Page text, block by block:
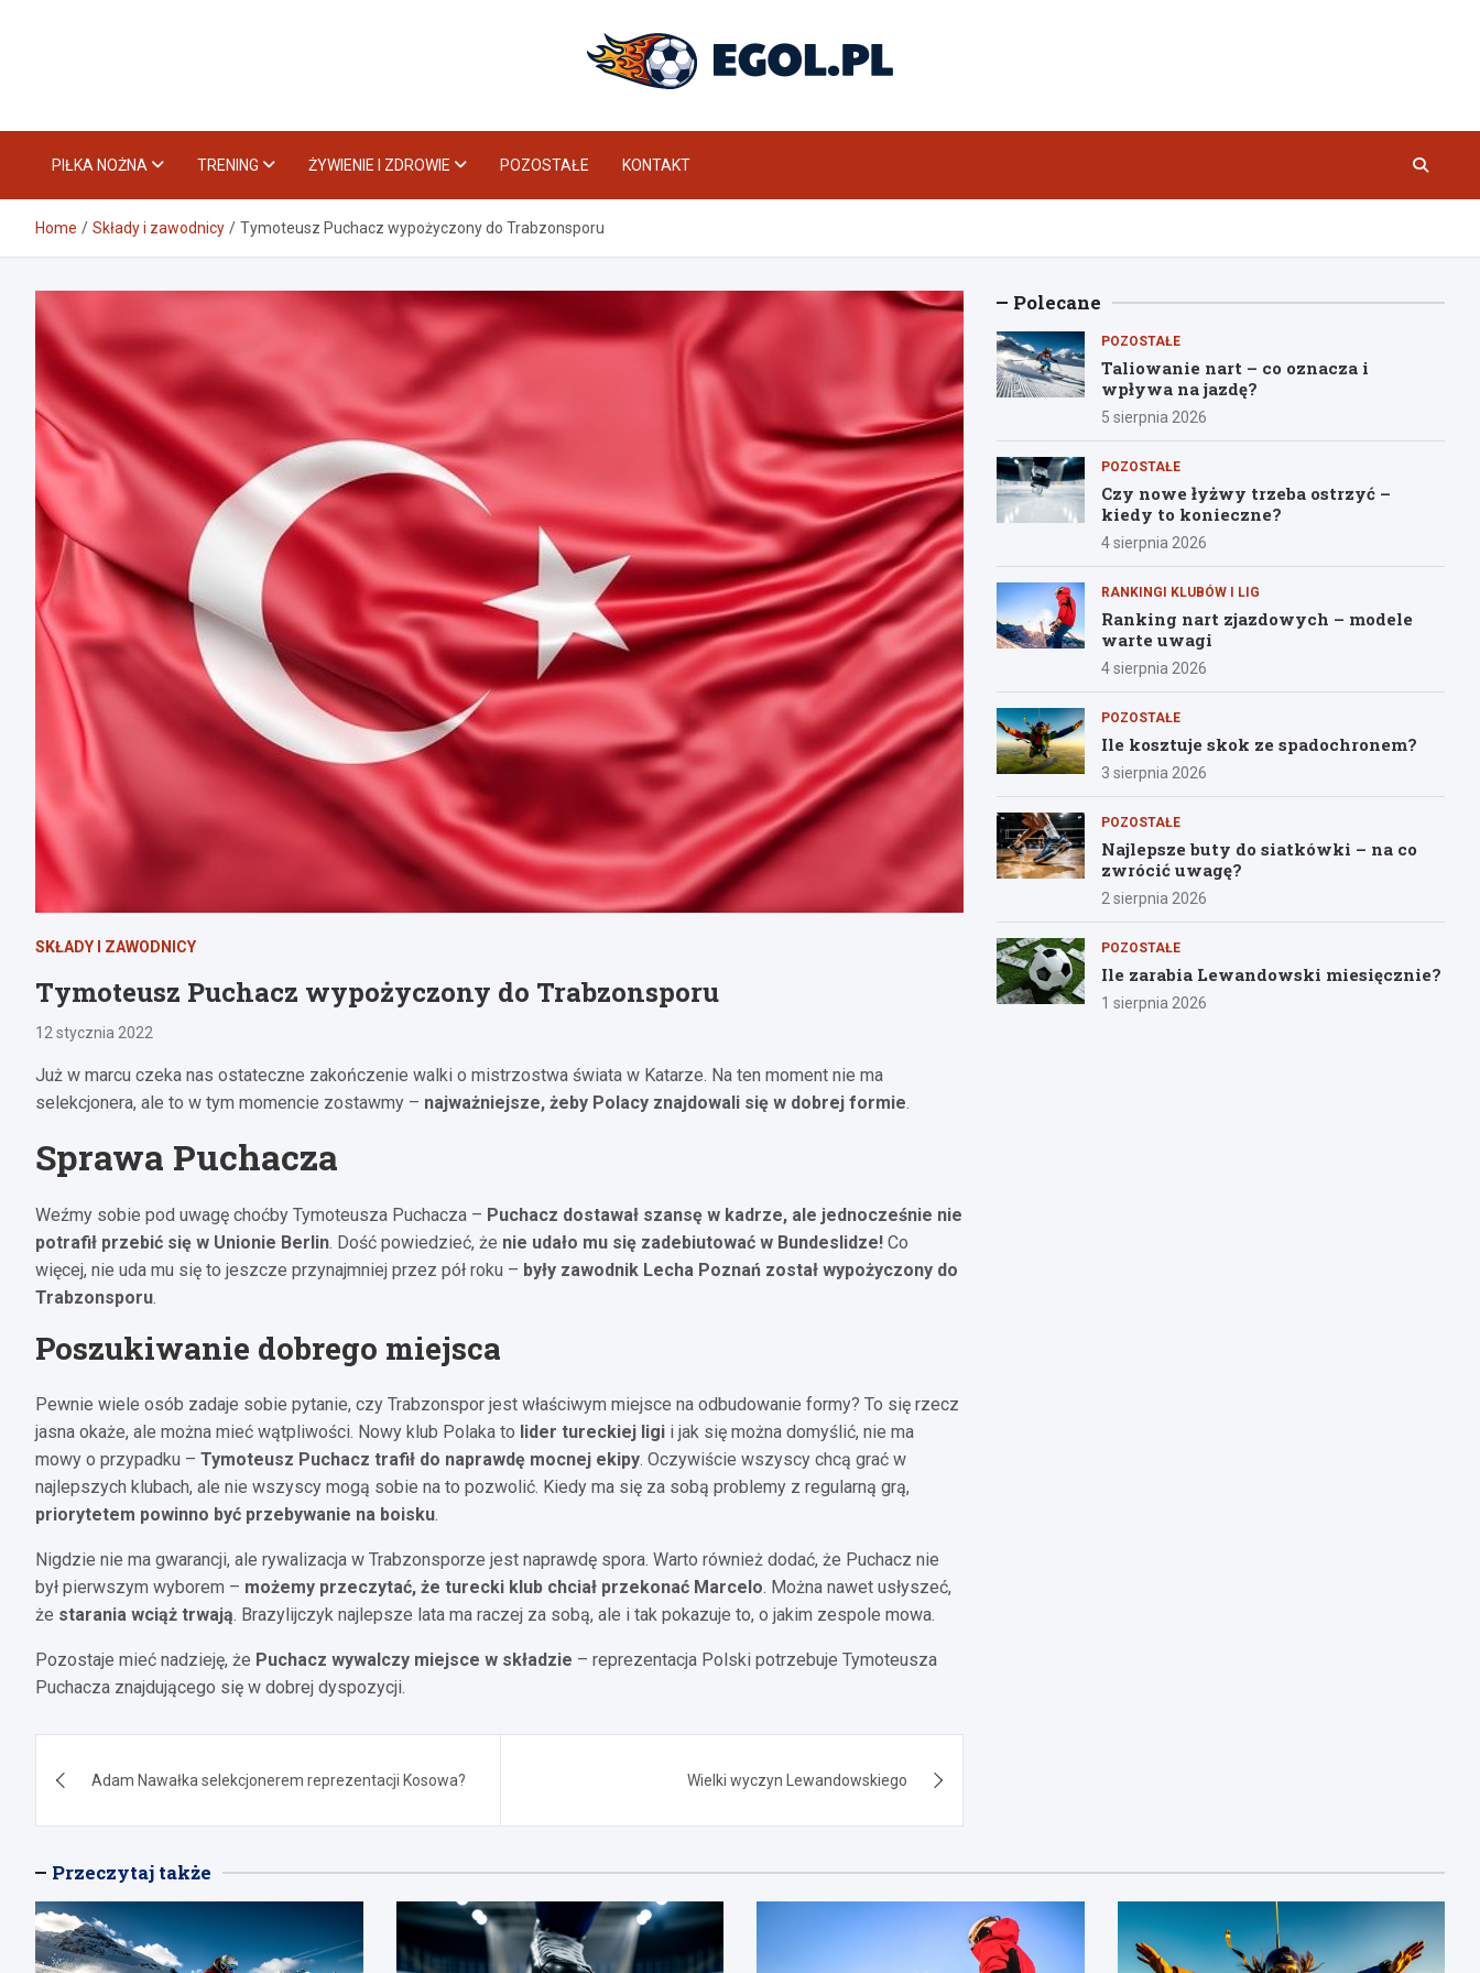
eGol.pl
PIŁKA NOŻNA TRENING ŻYWIENIE I ZDROWIE POZOSTAŁE KONTAKT
Home Składy i zawodnicy Tymoteusz Puchacz wypożyczony do Trabzonsporu
SKŁADY I ZAWODNICY
Tymoteusz Puchacz wypożyczony do Trabzonsporu
12 stycznia 2022
Już w marcu czeka nas ostateczne zakończenie walki o mistrzostwa świata w Katarze. Na ten moment nie ma
selekcjonera, ale to w tym momencie zostawmy – najważniejsze, żeby Polacy znajdowali się w dobrej formie.
Sprawa Puchacza
Weźmy sobie pod uwagę choćby Tymoteusza Puchacza – Puchacz dostawał szansę w kadrze, ale jednocześnie nie
potrafił przebić się w Unionie Berlin. Dość powiedzieć, że nie udało mu się zadebiutować w Bundeslidze! Co
więcej, nie uda mu się to jeszcze przynajmniej przez pół roku – były zawodnik Lecha Poznań został wypożyczony do
Trabzonsporu.
Poszukiwanie dobrego miejsca
Pewnie wiele osób zadaje sobie pytanie, czy Trabzonspor jest właściwym miejsce na odbudowanie formy? To się rzecz
jasna okaże, ale można mieć wątpliwości. Nowy klub Polaka to lider tureckiej ligi i jak się można domyślić, nie ma
mowy o przypadku – Tymoteusz Puchacz trafił do naprawdę mocnej ekipy. Oczywiście wszyscy chcą grać w
najlepszych klubach, ale nie wszyscy mogą sobie na to pozwolić. Kiedy ma się za sobą problemy z regularną grą,
priorytetem powinno być przebywanie na boisku.
Nigdzie nie ma gwarancji, ale rywalizacja w Trabzonsporze jest naprawdę spora. Warto również dodać, że Puchacz nie
był pierwszym wyborem – możemy przeczytać, że turecki klub chciał przekonać Marcelo. Można nawet usłyszeć,
że starania wciąż trwają. Brazylijczyk najlepsze lata ma raczej za sobą, ale i tak pokazuje to, o jakim zespole mowa.
Pozostaje mieć nadzieję, że Puchacz wywalczy miejsce w składzie – reprezentacja Polski potrzebuje Tymoteusza
Puchacza znajdującego się w dobrej dyspozycji.
wpisu
Adam Nawałka selekcjonerem reprezentacji Kosowa? Wielki wyczyn Lewandowskiego
Polecane
POZOSTAŁE
Taliowanie nart – co oznacza i
wpływa na jazdę?
5 sierpnia 2026
POZOSTAŁE
Czy nowe łyżwy trzeba ostrzyć –
kiedy to konieczne?
4 sierpnia 2026
RANKINGI KLUBÓW I LIG
Ranking nart zjazdowych – modele
warte uwagi
4 sierpnia 2026
POZOSTAŁE
Ile kosztuje skok ze spadochronem?
3 sierpnia 2026
POZOSTAŁE
Najlepsze buty do siatkówki – na co
zwrócić uwagę?
2 sierpnia 2026
POZOSTAŁE
Ile zarabia Lewandowski miesięcznie?
1 sierpnia 2026
Przeczytaj także